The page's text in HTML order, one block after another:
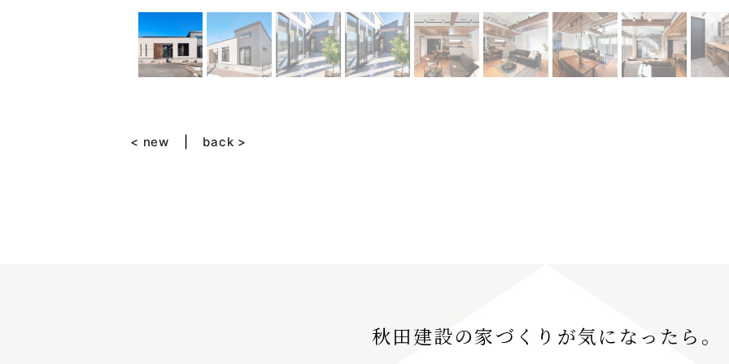
< new back >
秋田建設の家づくりが気になったら。